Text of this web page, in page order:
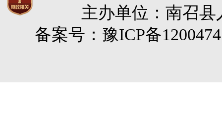
主办单位：南召
备案号：豫ICP备